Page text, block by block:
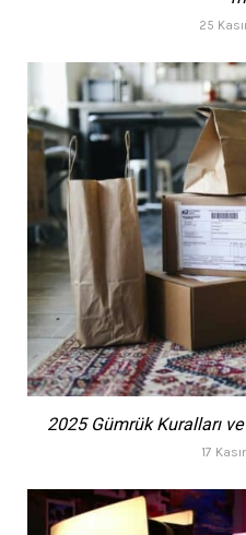
25
2025 Gümrük Kuralları ve
17